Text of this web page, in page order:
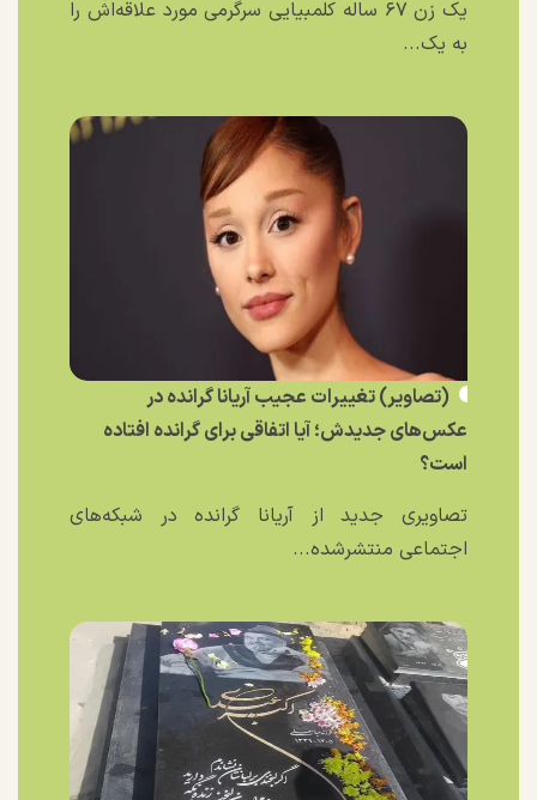
یک زن ۶۷ ساله کلمبیایی سرگرمی مورد علاقه‌اش را
به یک...
(تصاویر) تغییرات عجیب آریانا گرانده در
عکس‌های جدیدش؛ آیا اتفاقی برای گرانده افتاده
است؟
تصاویری جدید از آریانا گرانده در شبکه‌های
اجتماعی منتشرشده...